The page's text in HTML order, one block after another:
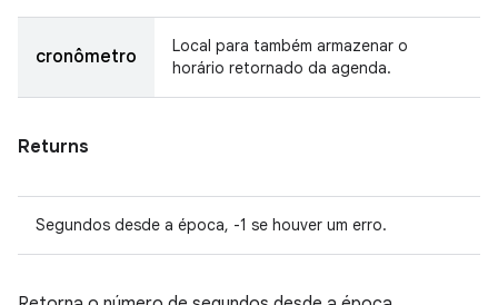
cronômetro
Local para também armazenar o
horário retornado da agenda.
Returns
Segundos desde a época, -1 se houver um erro.